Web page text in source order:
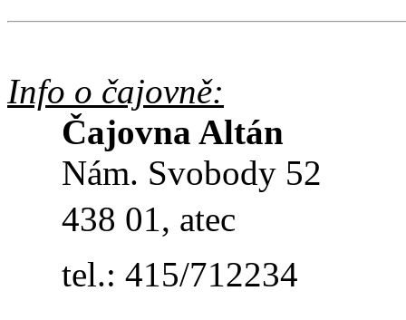
Info o čajovně:
Čajovna Altán
Nám. Svobody 52
438 01, atec
tel.: 415/712234